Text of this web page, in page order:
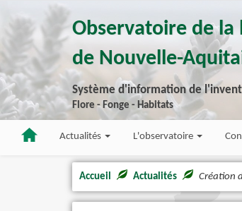
Observatoire de
de Nouvelle-
Système d'information de
Flore - Fonge - Habitats
Actualités L'observatoire
Accueil Actualités Création